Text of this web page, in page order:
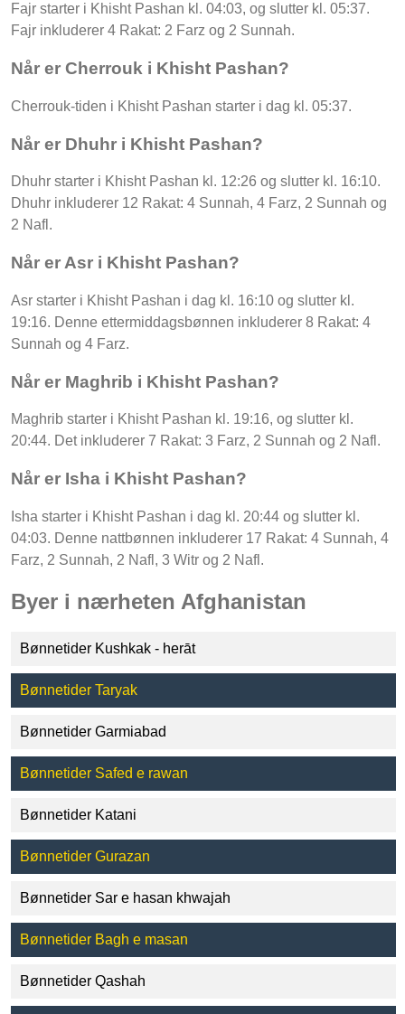
Fajr starter i Khisht Pashan kl. 04:03, og slutter kl. 05:37.
Fajr inkluderer 4 Rakat: 2 Farz og 2 Sunnah.
Når er Cherrouk i Khisht Pashan?
Cherrouk-tiden i Khisht Pashan starter i dag kl. 05:37.
Når er Dhuhr i Khisht Pashan?
Dhuhr starter i Khisht Pashan kl. 12:26 og slutter kl. 16:10.
Dhuhr inkluderer 12 Rakat: 4 Sunnah, 4 Farz, 2 Sunnah og
2 Nafl.
Når er Asr i Khisht Pashan?
Asr starter i Khisht Pashan i dag kl. 16:10 og slutter kl.
19:16. Denne ettermiddagsbønnen inkluderer 8 Rakat: 4
Sunnah og 4 Farz.
Når er Maghrib i Khisht Pashan?
Maghrib starter i Khisht Pashan kl. 19:16, og slutter kl.
20:44. Det inkluderer 7 Rakat: 3 Farz, 2 Sunnah og 2 Nafl.
Når er Isha i Khisht Pashan?
Isha starter i Khisht Pashan i dag kl. 20:44 og slutter kl.
04:03. Denne nattbønnen inkluderer 17 Rakat: 4 Sunnah, 4
Farz, 2 Sunnah, 2 Nafl, 3 Witr og 2 Nafl.
Byer i nærheten Afghanistan
Bønnetider Kushkak - herāt
Bønnetider Taryak
Bønnetider Garmiabad
Bønnetider Safed e rawan
Bønnetider Katani
Bønnetider Gurazan
Bønnetider Sar e hasan khwajah
Bønnetider Bagh e masan
Bønnetider Qashah